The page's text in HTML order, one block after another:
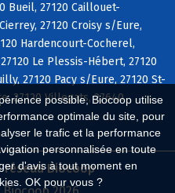
possible, Biocoop utilise
optimale du site, pour
le trafic et la performance
personnalisée en toute
d'avis à tout moment en
OK pour vous ?
Bueil, 27120 Caillouet-
27120 Croisy s/Eure,
Hardencourt-Cocherel,
Le Plessis-Hébert, 27120
27120 Pacy s/Eure, 27120 St-
27120 Villegats, 27640
réseau Biocoop